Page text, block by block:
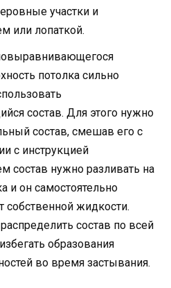
участки и
или лопаткой.
потолка сильно
состав. Для этого нужно
состав, смешав его с
с инструкцией
состав нужно разливать на
и он самостоятельно
собственной жидкости.
состав по всей
образования
во время застывания.